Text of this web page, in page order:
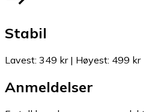
Stabil
Lavest: 349 kr| Høyest: 499 kr
Anmeldelser